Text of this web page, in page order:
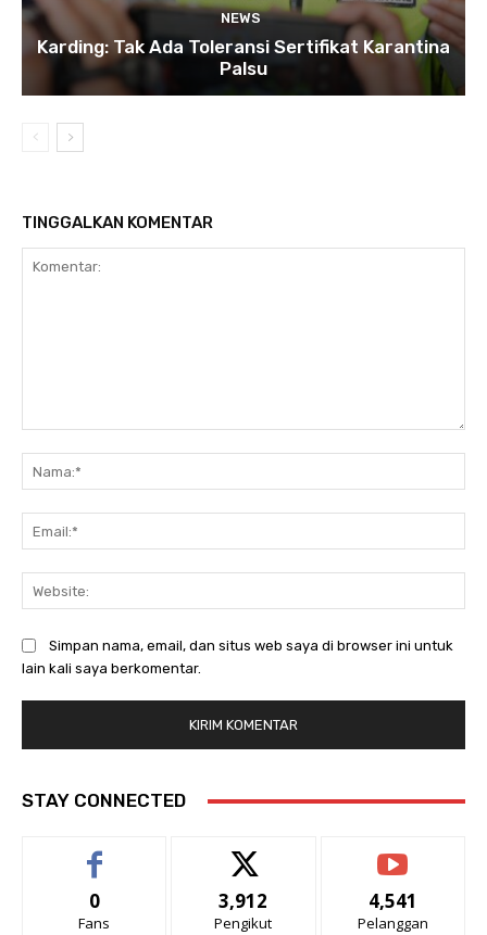
NEWS
Karding: Tak Ada Toleransi Sertifikat Karantina
Palsu
TINGGALKAN KOMENTAR
Simpan nama, email, dan situs web saya di browser ini untuk
lain kali saya berkomentar.
STAY CONNECTED
0
Fans
3,912
Pengikut
4,541
Pelanggan